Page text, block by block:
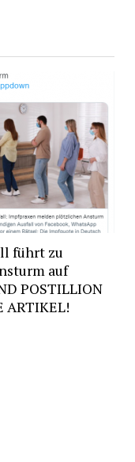
führt zu
auf
POSTILLION
ARTIKEL!